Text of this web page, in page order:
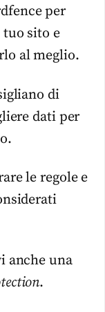
per
sito e
al meglio.
di
dati per
le regole e
anche una
.